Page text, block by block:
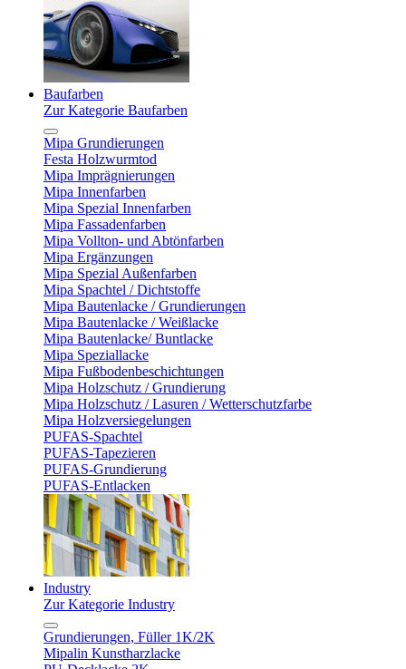
Baufarben
Zur Kategorie Baufarben
Mipa Grundierungen
Festa Holzwurmtod
Mipa Imprägnierungen
Mipa Innenfarben
Mipa Spezial Innenfarben
Mipa Fassadenfarben
Mipa Vollton- und Abtönfarben
Mipa Ergänzungen
Mipa Spezial Außenfarben
Mipa Spachtel / Dichtstoffe
Mipa Bautenlacke / Grundierungen
Mipa Bautenlacke / Weißlacke
Mipa Bautenlacke/ Buntlacke
Mipa Speziallacke
Mipa Fußbodenbeschichtungen
Mipa Holzschutz / Grundierung
Mipa Holzschutz / Lasuren / Wetterschutzfarbe
Mipa Holzversiegelungen
PUFAS-Spachtel
PUFAS-Tapezieren
PUFAS-Grundierung
PUFAS-Entlacken
Industry
Zur Kategorie Industry
Grundierungen, Füller 1K/2K
Mipalin Kunstharzlacke